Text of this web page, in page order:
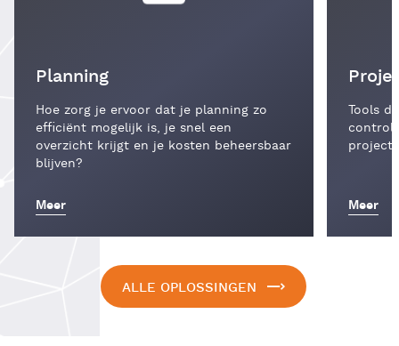
Planning
Hoe zorg je ervoor dat je planning zo
efficiënt mogelijk is, je snel een
overzicht krijgt en je kosten beheersbaar
blijven?
Meer
Tools
Meer
ALLE OPLOSSINGEN